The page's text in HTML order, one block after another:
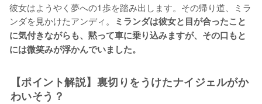
彼女はようやく夢への1歩を踏み出します。その帰り道、ミラ
ンダを見かけたアンディ。
ミランダは彼女と目が合ったこと
に気付きながらも、黙って車に乗り込みますが、その口もと
には微笑みが浮かんでいました。
【ポイント解説】裏切りをうけたナイジェルがか
わいそう？